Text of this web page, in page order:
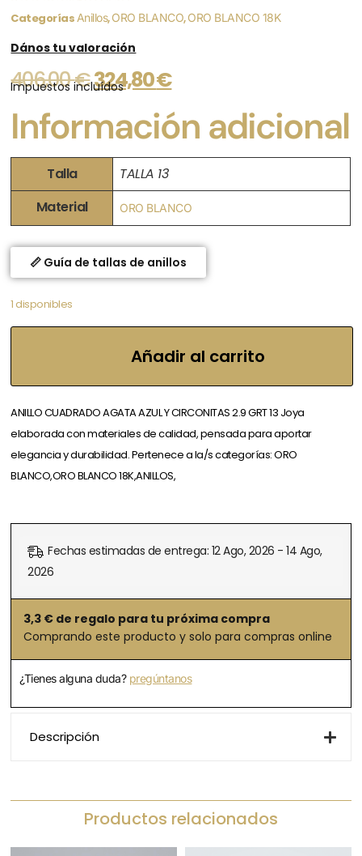
Categorías Anillos,ORO BLANCO,ORO BLANCO 18K
Dános tu valoración
406,00€324,80€
Impuestos incluídos
Información adicional
Talla
TALLA 13
Material
ORO BLANCO
📏 Guía de tallas de anillos
1 disponibles
Añadir al carrito
ANILLO CUADRADO AGATA AZUL Y CIRCONITAS 2.9 GRT 13 Joya
elaborada con materiales de calidad, pensada para aportar
elegancia y durabilidad. Pertenece a la/s categorías: ORO
BLANCO,ORO BLANCO 18K,ANILLOS,
Fechas estimadas de entrega: 12 Ago, 2026 - 14 Ago,
2026
3,3 € de regalo para tu próxima compra
Comprando este producto y solo para compras online
¿Tienes alguna duda? pregúntanos
Descripción
Productos relacionados